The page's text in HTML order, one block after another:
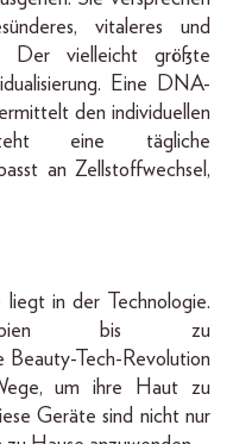
vitaleres und
Der vielleicht größte
Eine DNA-
den individuellen
eine tägliche
an Zellstoffwechsel,
in der Technologie.
bis zu
Beauty-Tech-Revolution
um ihre Haut zu
Geräte sind nicht nur